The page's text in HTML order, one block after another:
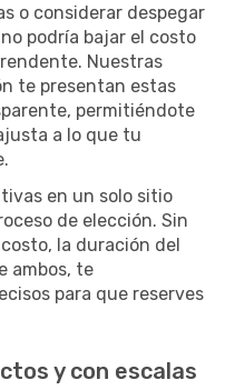
o considerar despegar
podría bajar el costo
Nuestras
te presentan estas
permitiéndote
a lo que tu
en un solo sitio
de elección. Sin
la duración del
ambos, te
para que reserves
y con escalas